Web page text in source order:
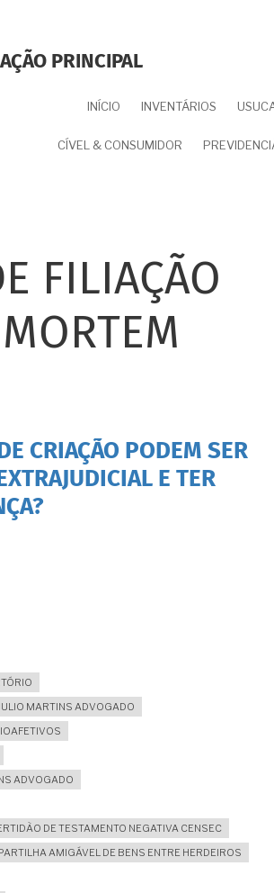
PRINCIPAL
INÍCIO INVENTÁRIOS
CÍVEL & CONSUMIDOR
FILIAÇÃO
CRIAÇÃO PODEM SER
E TER
MARTINS ADVOGADO
ADVOGADO
DE TESTAMENTO NEGATIVA CENSEC
AMIGÁVEL DE BENS ENTRE HERDEIROS